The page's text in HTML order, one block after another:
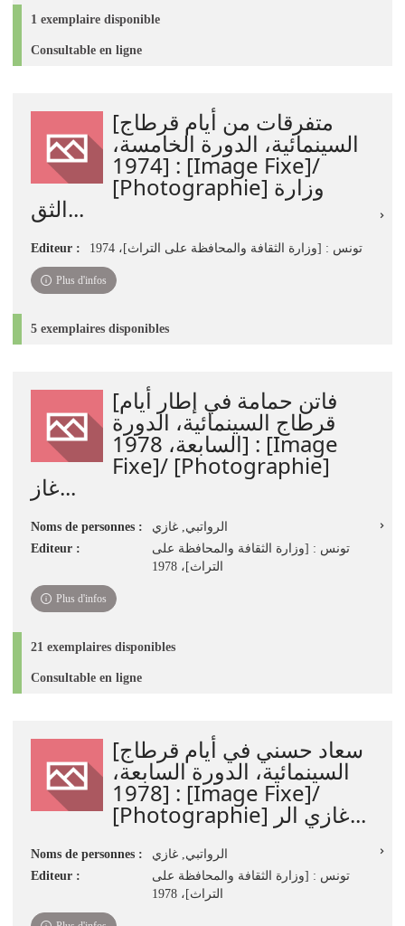
1 exemplaire disponible
Consultable en ligne
[متفرقات من أيام قرطاج
السينمائية، الدورة الخامسة،
1974] : [Image Fixe]/
[Photographie] وزارة
الثق...
Editeur : تونس : [وزارة الثقافة والمحافظة على التراث]، 1974
Plus d'infos
5 exemplaires disponibles
[فاتن حمامة في إطار أيام
قرطاج السينمائية، الدورة
السابعة، 1978] : [Image
Fixe]/ [Photographie]
غاز...
Noms de personnes :
الرواتبي, غازي
Editeur :
تونس : [وزارة الثقافة والمحافظة على
التراث]، 1978
Plus d'infos
21 exemplaires disponibles
Consultable en ligne
[سعاد حسني في أيام قرطاج
السينمائية، الدورة السابعة،
1978] : [Image Fixe]/
[Photographie] غازي الر...
Noms de personnes :
الرواتبي, غازي
Editeur :
تونس : [وزارة الثقافة والمحافظة على
التراث]، 1978